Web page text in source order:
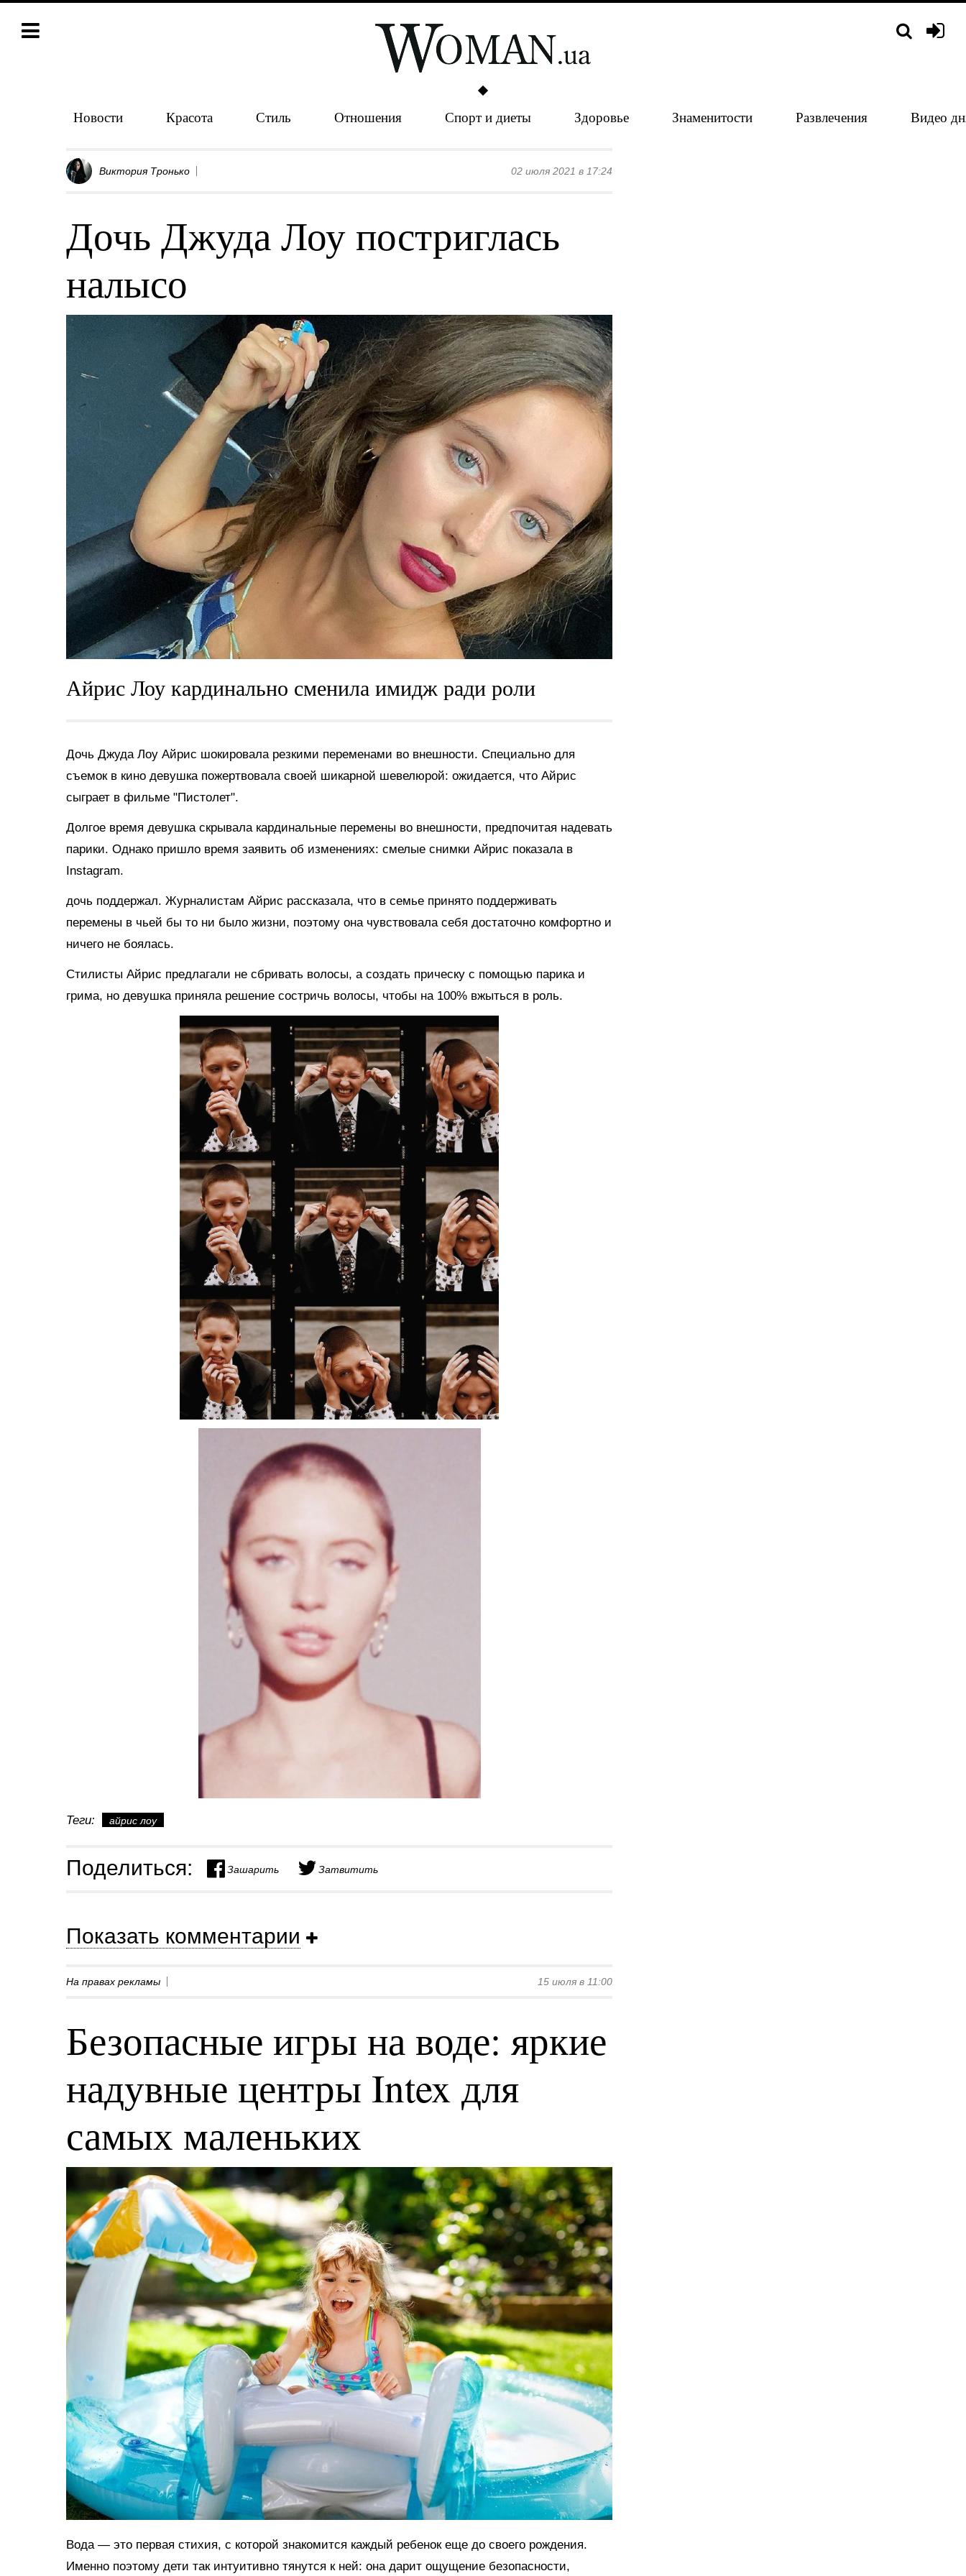
Новости Красота Стиль Отношения Спорт и диеты Здоровье Знаменитости Развлечения Видео
Виктория Тронько 02 июля 2021 в 17:24
Дочь Джуда Лоу постриглась
налысо
Айрис Лоу кардинально сменила имидж ради роли
Дочь Джуда Лоу Айрис шокировала резкими переменами во внешности. Специально для
съемок в кино девушка пожертвовала своей шикарной шевелюрой: ожидается, что Айрис
сыграет в фильме "Пистолет".
Долгое время девушка скрывала кардинальные перемены во внешности, предпочитая надевать
парики. Однако пришло время заявить об изменениях: смелые снимки Айрис показала в
Instagram.
дочь поддержал. Журналистам Айрис рассказала, что в семье принято поддерживать
перемены в чьей бы то ни было жизни, поэтому она чувствовала себя достаточно комфортно и
ничего не боялась.
Стилисты Айрис предлагали не сбривать волосы, а создать прическу с помощью парика и
грима, но девушка приняла решение состричь волосы, чтобы на 100% вжыться в роль.
Теги: айрис лоу
Поделиться: Зашарить Затвитить
Показать комментарии
На правах рекламы 15 июля в 11:00
Безопасные игры на воде: яркие
надувные центры Intex для
самых маленьких
Вода — это первая стихия, с которой знакомится каждый ребенок еще до своего рождения.
Именно поэтому дети так интуитивно тянутся к ней: она дарит ощущение безопасности,